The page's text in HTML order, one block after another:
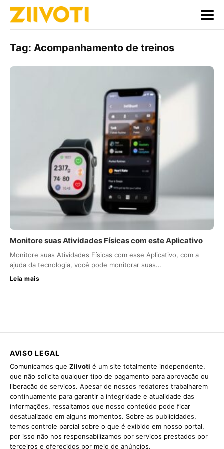
Tag: Acompanhamento de treinos
Monitore suas Atividades Físicas com este Aplicativo
Monitore suas Atividades Físicas com esse Aplicativo, com a
ajuda da tecnologia, você pode monitorar suas…
Leia mais
AVISO LEGAL
Comunicamos que Ziivoti é um site totalmente independente,
que não solicita qualquer tipo de pagamento para aprovação ou
liberação de serviços. Apesar de nossos redatores trabalharem
continuamente para garantir a integridade e atualidade das
informações, ressaltamos que nosso conteúdo pode ficar
desatualizado em alguns momentos. Sobre as publicidades,
temos controle parcial sobre o que é exibido em nosso portal,
por isso não nos responsabilizamos por serviços prestados por
terceiros e oferecidos por meio de anúncios.